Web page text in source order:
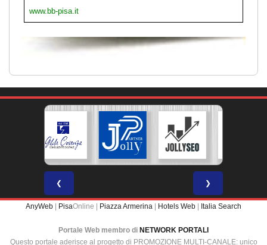
www.bb-pisa.it
❮ ❯
AnyWeb PisaOnline | Piazza Armerina Hotels Web Italia Search
Portale Web membro di NETWORK PORTALI
Questo portale aderisce al progetto di PROMOZIONE MULTI-CANALE: unico